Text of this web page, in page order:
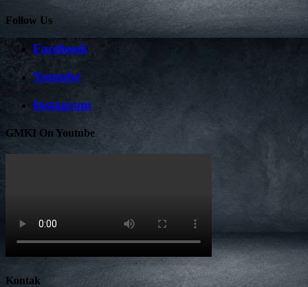
Follow Us
Facebook
Youtube
Instagram
GMKI On Youtube
Kontak